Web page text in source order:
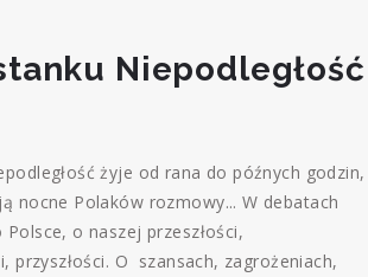
Niepodległość
żyje od rana do późnych godzin,
nocne Polaków rozmowy... W debatach
o naszej przeszłości,
przyszłości. O szansach, zagrożeniach,